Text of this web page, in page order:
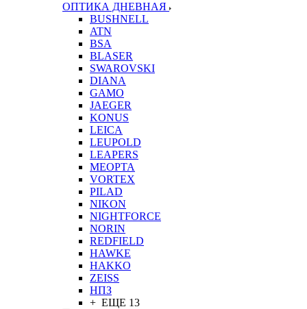
ОПТИКА ДНЕВНАЯ
BUSHNELL
ATN
BSA
BLASER
SWAROVSKI
DIANA
GAMO
JAEGER
KONUS
LEICA
LEUPOLD
LEAPERS
MEOPTA
VORTEX
PILAD
NIKON
NIGHTFORCE
NORIN
REDFIELD
HAWKE
HAKKO
ZEISS
НПЗ
+ ЕЩЕ 13